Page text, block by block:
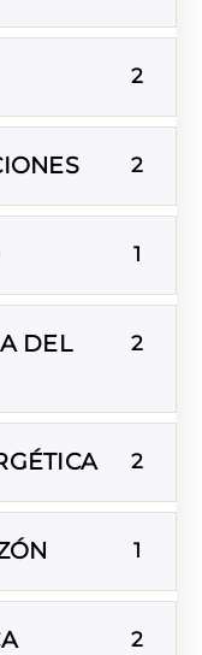
2
2
1
DEL
2
2
1
2